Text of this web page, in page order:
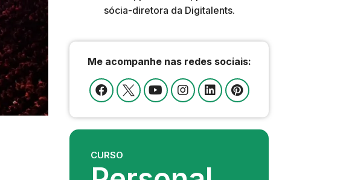
sócia-diretora da Digitalents.
Me acompanhe nas redes sociais:
CURSO